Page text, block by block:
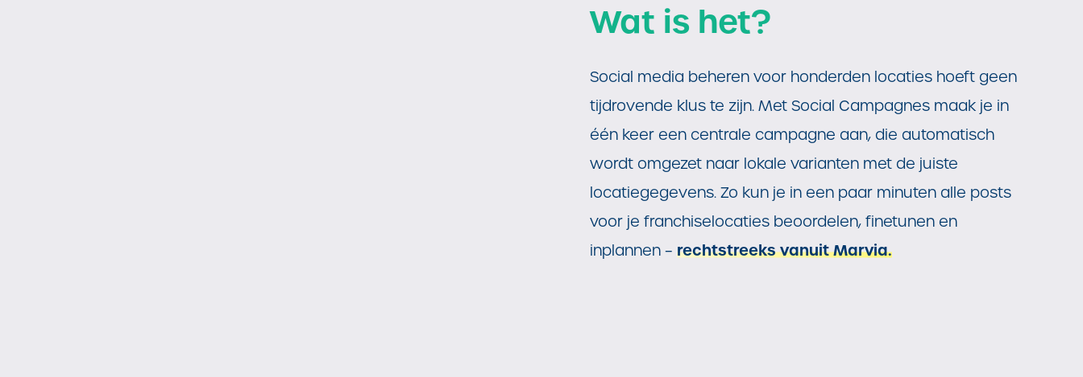
Wat is het?
Social media beheren voor honderden locaties hoeft geen
tijdrovende klus te zijn. Met Social Campagnes maak je in
één keer een centrale campagne aan, die automatisch
wordt omgezet naar lokale varianten met de juiste
locatiegegevens. Zo kun je in een paar minuten alle posts
voor je franchiselocaties beoordelen, finetunen en
inplannen – rechtstreeks vanuit Marvia.